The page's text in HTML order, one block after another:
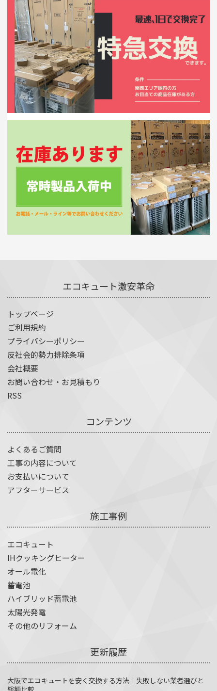
エコキュート激安革命
トップページ
ご利用規約
プライバシーポリシー
反社会的勢力排除条項
会社概要
お問い合わせ・お見積もり
RSS
コンテンツ
よくあるご質問
工事の内容について
お支払いについて
アフターサービス
施工事例
エコキュート
IHクッキングヒーター
オール電化
蓄電池
ハイブリッド蓄電池
太陽光発電
その他のリフォーム
更新履歴
大阪でエコキュートを安く交換する方法｜失敗しない業者選びと
総額比較